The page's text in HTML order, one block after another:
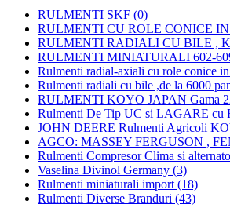
RULMENTI SKF (0)
RULMENTI CU ROLE CONICE
RULMENTI RADIALI CU BILE ,
RULMENTI MINIATURALI 602-
Rulmenti radial-axiali cu role conice
Rulmenti radiali cu bile ,de la 6000
RULMENTI KOYO JAPAN Gama
Rulmenti De Tip UC si LAGARE cu
JOHN DEERE Rulmenti Agricoli
AGCO: MASSEY FERGUSON ,
Rulmenti Compresor Clima si
Vaselina Divinol Germany (3)
Rulmenti miniaturali import (18)
Rulmenti Diverse Branduri (43)